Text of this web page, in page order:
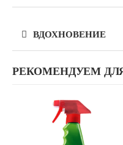
ВДОХНОВЕНИЕ
РЕКОМЕНДУЕМ